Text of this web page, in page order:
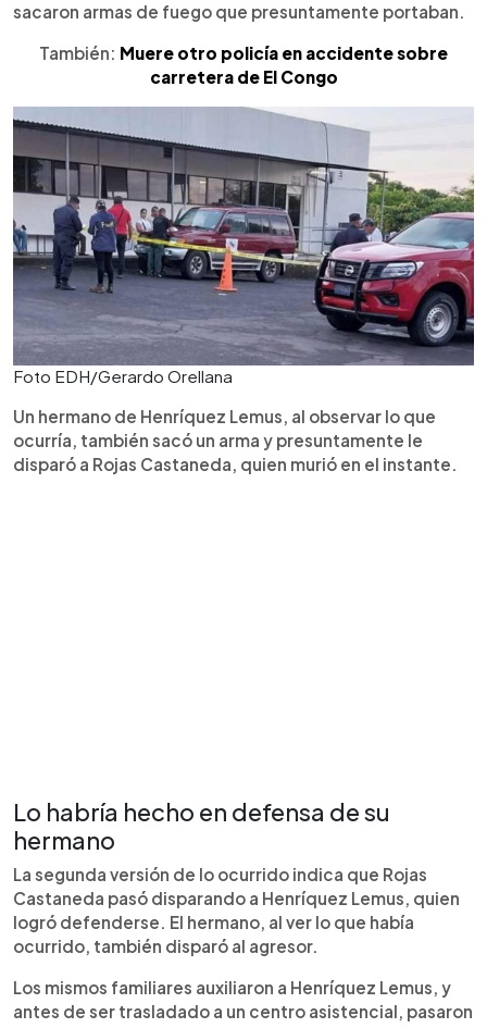
sacaron armas de fuego que presuntamente portaban.
También: Muere otro policía en accidente sobre
carretera de El Congo
Foto EDH/Gerardo Orellana
Un hermano de Henríquez Lemus, al observar lo que
ocurría, también sacó un arma y presuntamente le
disparó a Rojas Castaneda, quien murió en el instante.
Lo habría hecho en defensa de su
hermano
La segunda versión de lo ocurrido indica que Rojas
Castaneda pasó disparando a Henríquez Lemus, quien
logró defenderse. El hermano, al ver lo que había
ocurrido, también disparó al agresor.
Los mismos familiares auxiliaron a Henríquez Lemus, y
antes de ser trasladado a un centro asistencial, pasaron